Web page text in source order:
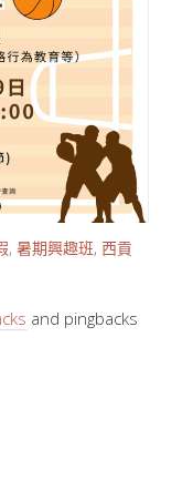
, 暑期興趣班, 西貢
and pingbacks